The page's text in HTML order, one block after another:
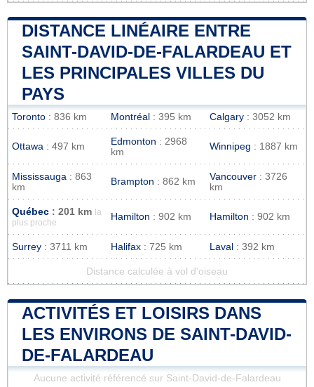
DISTANCE LINÉAIRE ENTRE
SAINT-DAVID-DE-FALARDEAU ET
LES PRINCIPALES VILLES DU
PAYS
Toronto : 836 km Montréal : 395 km Calgary : 3052 km
Ottawa : 497 km Edmonton : 2968
km
Winnipeg : 1887 km
Mississauga : 863
km
Brampton : 862 km Vancouver : 3726
km
Québec : 201 km
la
plus proche
Hamilton : 902 km Hamilton : 902 km
Surrey : 3711 km Halifax : 725 km Laval : 392 km
Distance calculée à vol d'oiseau
ACTIVITÉS ET LOISIRS DANS
LES ENVIRONS DE SAINT-DAVID-
DE-FALARDEAU
Aucune activité référencé sur Saint-David-de-Falardeau